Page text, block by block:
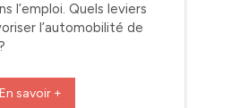
l’emploi. Quels leviers
l’automobilité de
En savoir +